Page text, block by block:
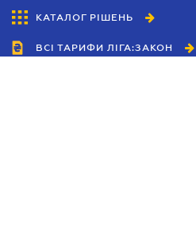
КАТАЛОГ РІШЕНЬ
ВСІ ТАРИФИ ЛІГА:ЗАКОН